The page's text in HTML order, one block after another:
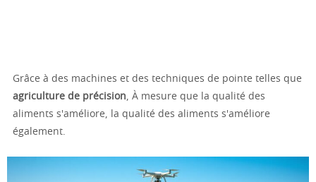
Grâce à des machines et des techniques de pointe telles que
agriculture de précision, À mesure que la qualité des
aliments s'améliore, la qualité des aliments s'améliore
également.